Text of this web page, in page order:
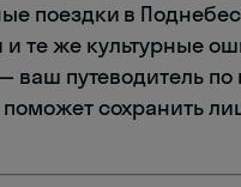
поездки в
те же культурные
ваш путеводитель
сохранить